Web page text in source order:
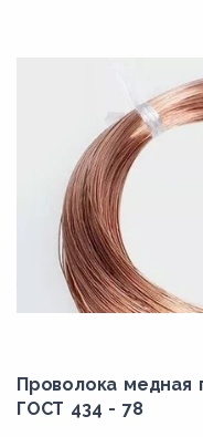
Проволока медная
ГОСТ 434 - 78